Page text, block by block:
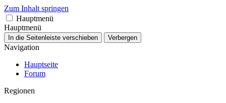
Zum Inhalt springen
Hauptmenü
Hauptmenü
In die Seitenleiste verschieben Verbergen
Navigation
Hauptseite
Forum
Regionen